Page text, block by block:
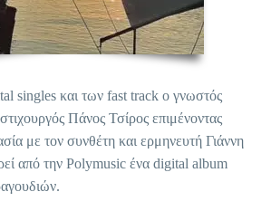
singles και των fast track ο γνωστός
Πάνος Τσίρος επιμένοντας
με τον συνθέτη και ερμηνευτή Γιάννη
από την Polymusic ένα digital album